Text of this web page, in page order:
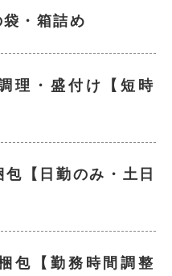
・箱詰め
理・盛付け【短時
【日勤のみ・土日
包【勤務時間調整